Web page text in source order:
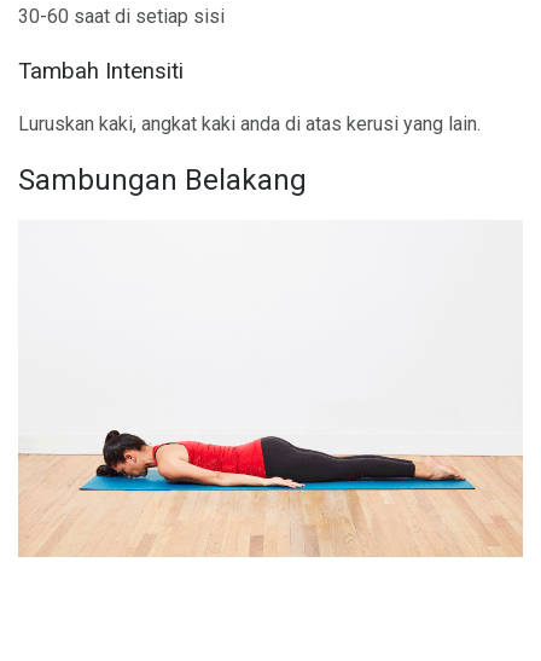
30-60 saat di setiap sisi
Tambah Intensiti
Luruskan kaki, angkat kaki anda di atas kerusi yang lain.
Sambungan Belakang